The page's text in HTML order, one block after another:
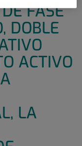
FASE
DOBLE
ACTIVO
LA